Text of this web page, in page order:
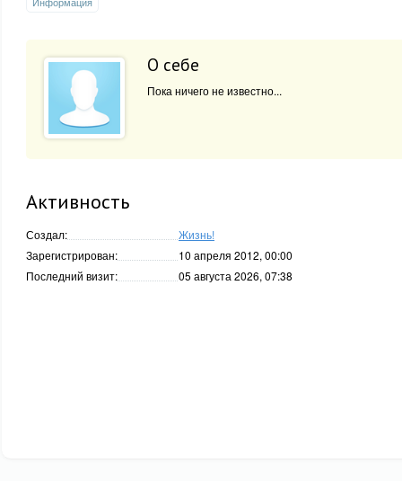
О себе
Пока ничего не известно...
Активность
Создал:
Жизнь!
Зарегистрирован:
10 апреля 2012, 00:00
Последний визит:
05 августа 2026, 07:38